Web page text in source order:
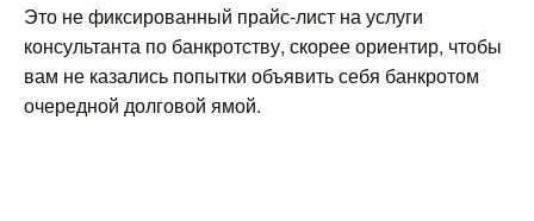
Это не фиксированный прайс-лист на услуги
консультанта по банкротству, скорее ориентир, чтобы
вам не казались попытки объявить себя банкротом
очередной долговой ямой.